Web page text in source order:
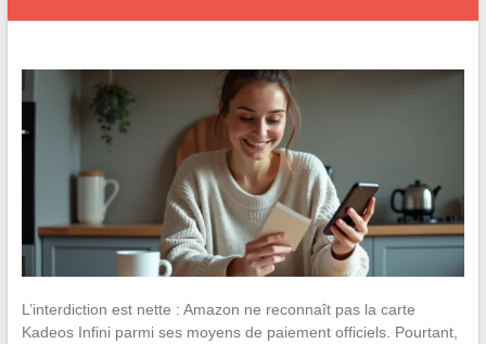
L’interdiction est nette : Amazon ne reconnaît pas la carte
Kadeos Infini parmi ses moyens de paiement officiels. Pourtant,